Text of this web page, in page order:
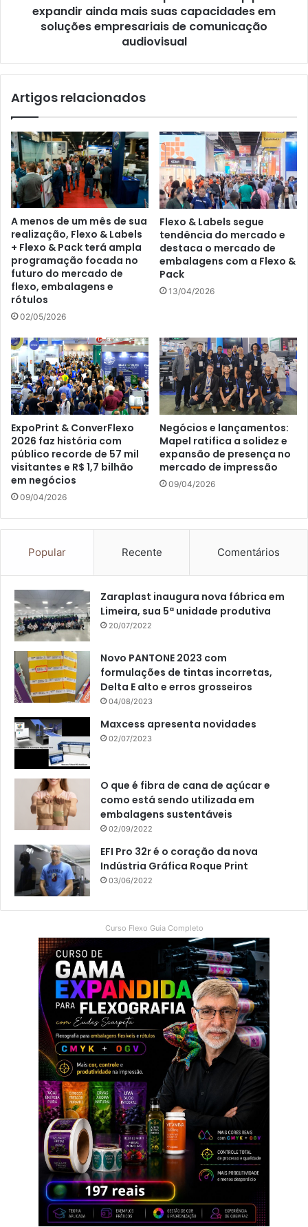
capacidades
de
audiovisual
expandir ainda mais suas capacidades em
soluções empresariais de comunicação
audiovisual
Artigos relacionados
A menos de um mês de sua
realização, Flexo & Labels
+ Flexo & Pack terá ampla
programação focada no
futuro do mercado de
flexo, embalagens e
rótulos
02/05/2026
Flexo & Labels segue
tendência do mercado e
destaca o mercado de
embalagens com a Flexo &
Pack
13/04/2026
ExpoPrint & ConverFlexo
2026 faz história com
público recorde de 57 mil
visitantes e R$ 1,7 bilhão
em negócios
09/04/2026
Negócios e lançamentos:
Mapel ratifica a solidez e
expansão de presença no
mercado de impressão
09/04/2026
Popular Recente Comentários
Zaraplast inaugura nova fábrica em
Limeira, sua 5ª unidade produtiva
20/07/2022
Novo PANTONE 2023 com
formulações de tintas incorretas,
Delta E alto e erros grosseiros
04/08/2023
Maxcess apresenta novidades
02/07/2023
O que é fibra de cana de açúcar e
como está sendo utilizada em
embalagens sustentáveis
02/09/2022
EFI Pro 32r é o coração da nova
Indústria Gráfica Roque Print
03/06/2022
Curso Flexo Guia Completo